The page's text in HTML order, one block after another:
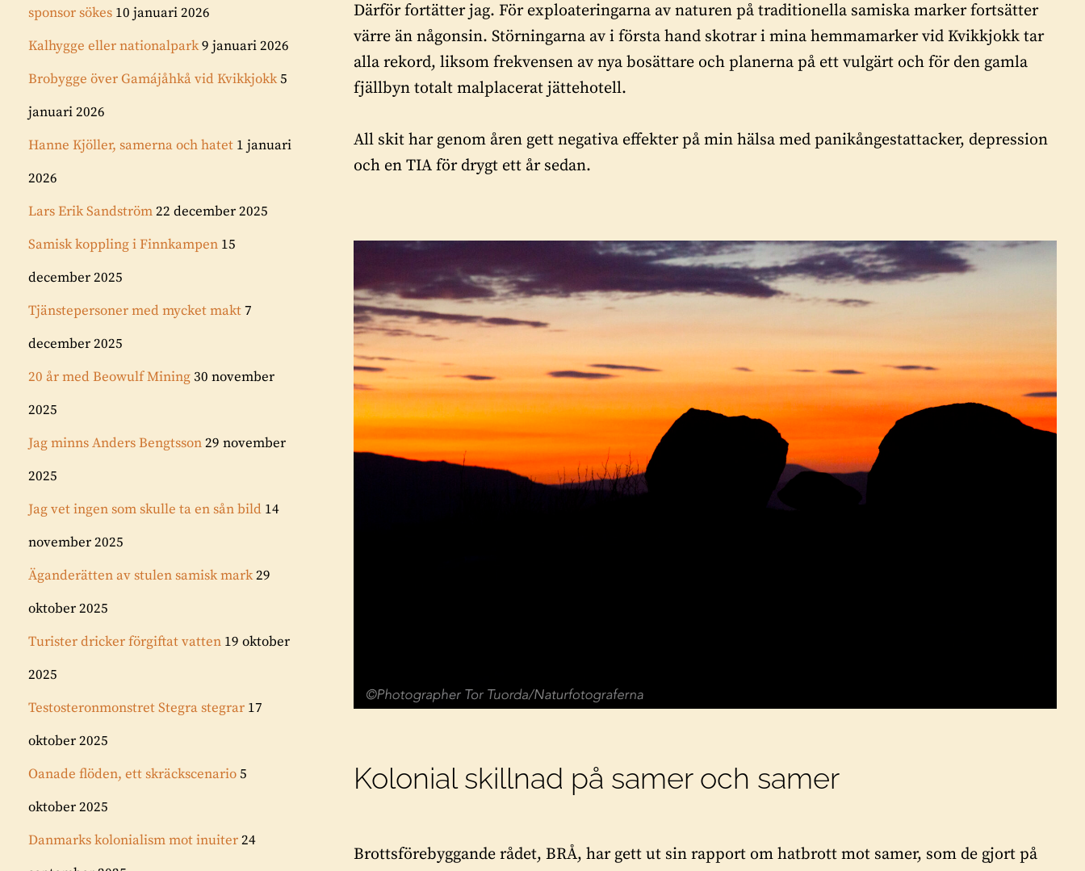
Därför fortätter jag. För exploateringarna av naturen på traditionella samiska marker fortsätter
värre än någonsin. Störningarna av i första hand skotrar i mina hemmamarker vid Kvikkjokk tar
alla rekord, liksom frekvensen av nya bosättare och planerna på ett vulgärt och för den gamla
fjällbyn totalt malplacerat jättehotell.
All skit har genom åren gett negativa effekter på min hälsa med panikångestattacker, depression
och en TIA för drygt ett år sedan.
Kolonial skillnad på samer och samer
Brottsförebyggande rådet, BRÅ, har gett ut sin rapport om hatbrott mot samer, som de gjort på
sponsor sökes 10 januari 2026
Kalhygge eller nationalpark9 januari 2026
Brobygge över Gamájåhkå vid Kvikkjokk5
januari 2026
Hanne Kjöller, samerna och hatet 1 januari
2026
Lars Erik Sandström22 december 2025
Samisk koppling i Finnkampen 15
december 2025
Tjänstepersoner med mycket makt7
december 2025
20 år med Beowulf Mining 30 november
2025
Jag minns Anders Bengtsson29 november
2025
Jag vet ingen som skulle ta en sån bild 14
november 2025
Äganderätten av stulen samisk mark29
oktober 2025
Turister dricker förgiftat vatten 19 oktober
2025
Testosteronmonstret Stegra stegrar 17
oktober 2025
Oanade flöden, ett skräckscenario5
oktober 2025
Danmarks kolonialism mot inuiter24